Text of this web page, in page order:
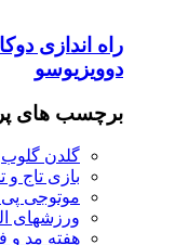
راه اندازی
دوویزیوسو
برچسب های
گلدن گلوب
بازی تاج و
موتوجی پی 2022
ورزشهای
هفته مد و